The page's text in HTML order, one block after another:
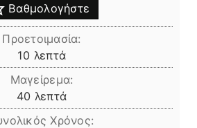
Βαθμολογήστε
Προετοιμασία:
10 λεπτά
λεπτά
Μαγείρεμα:
40 λεπτά
λεπτά
Χρόνος: